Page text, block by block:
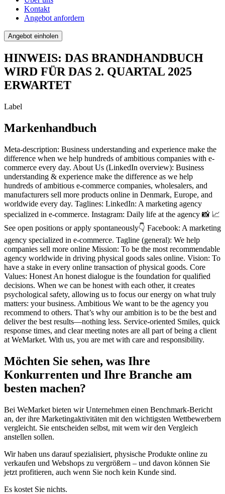
Kontakt
Angebot anfordern
Angebot einholen
HINWEIS: DAS BRANDHANDBUCH
WIRD FÜR DAS 2. QUARTAL 2025
ERWARTET
Label
Markenhandbuch
Meta-description: Business understanding and experience make the
difference when we help hundreds of ambitious companies with e-
commerce every day. About Us (LinkedIn overview): Business
understanding & experience make the difference as we help
hundreds of ambitious e-commerce companies, wholesalers, and
manufacturers sell more products online in Denmark, Europe, and
worldwide every day. Taglines: LinkedIn: A marketing agency
specialized in e-commerce. Instagram: Daily life at the agency 📸 📈
See open positions or apply spontaneously👇 Facebook: A marketing
agency specialized in e-commerce. Tagline (general): We help
companies sell more online Mission: To be the most recommendable
agency worldwide in driving physical goods sales online. Vision: To
have a stake in every online transaction of physical goods. Core
Values: Honest An honest dialogue is the foundation for qualified
decisions. When we can be honest with each other, it creates
psychological safety, allowing us to focus our energy on what truly
matters: your business. Ambitious We want to be the agency you
recommend to others. That’s why our ambition is to be the best and
deliver the best results—nothing less. Service-oriented Smiles, quick
response times, and clear meeting notes are all part of being a client
at WeMarket. With us, you are met with care and responsibility.
Möchten Sie sehen, was Ihre
Konkurrenten und Ihre Branche am
besten machen?
Bei WeMarket bieten wir Unternehmen einen Benchmark-Bericht
an, der ihre Marketingaktivitäten mit den wichtigsten Wettbewerbern
vergleicht. Sie entscheiden selbst, mit wem wir den Vergleich
anstellen sollen.
Wir haben uns darauf spezialisiert, physische Produkte online zu
verkaufen und Webshops zu vergrößern – und davon können Sie
jetzt profitieren, auch wenn Sie noch kein Kunde sind.
Es kostet Sie nichts.